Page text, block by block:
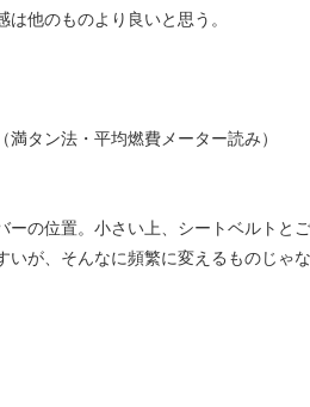
他のものより良いと思う。
タン法・平均燃費メーター読み）
の位置。小さい上、シートベルトと
が、そんなに頻繁に変えるものじゃな